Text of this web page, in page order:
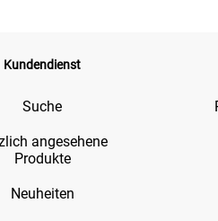
Kundendienst
Suche
angesehene
Produkte
Neuheiten